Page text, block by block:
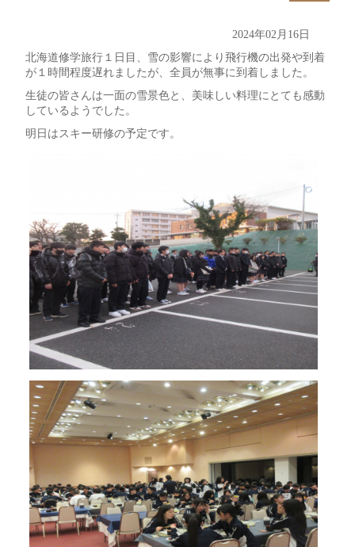
2024年02月16日
北海道修学旅行１日目、雪の影響により飛行機の出発や到着
が１時間程度遅れましたが、全員が無事に到着しました。
生徒の皆さんは一面の雪景色と、美味しい料理にとても感動
しているようでした。
明日はスキー研修の予定です。